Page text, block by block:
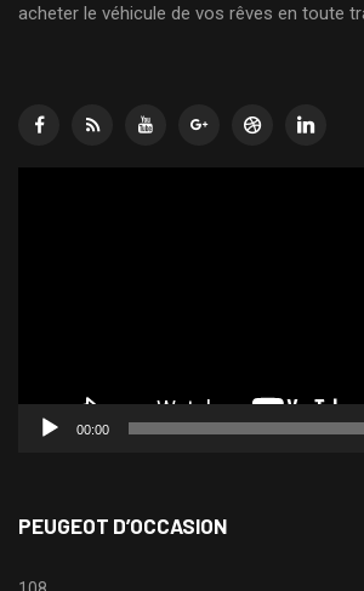
acheter le véhicule de vos rêves en toute
00:00
PEUGEOT D’OCCASION